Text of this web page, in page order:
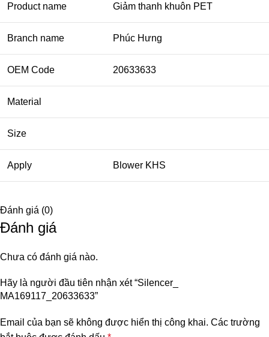
Product name Giảm thanh khuôn PET
Branch name Phúc Hưng
OEM Code 20633633
Material
Size
Apply Blower KHS
Đánh giá (0)
Đánh giá
Chưa có đánh giá nào.
Hãy là người đầu tiên nhận xét “Silencer_
MA169117_20633633”
Email của bạn sẽ không được hiển thị công khai. Các trường